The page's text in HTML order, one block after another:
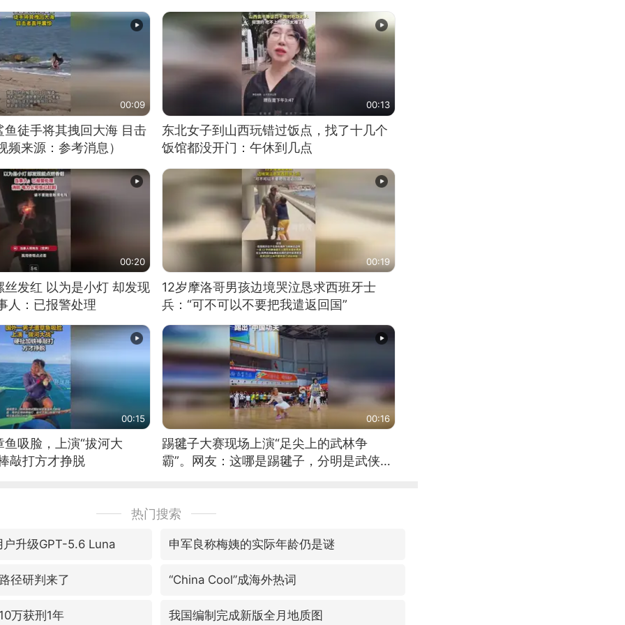
00:09
鱼徒手将其拽回大海 目击
频来源：参考消息）
00:13
东北女子到山西玩错过饭点，找了十几个
饭馆都没开门：午休到几点
00:20
丝发红 以为是小灯 却发现
人：已报警处理
00:19
12岁摩洛哥男孩边境哭泣恳求西班牙士
兵：“可不可以不要把我遣返回国”
00:15
吸脸，上演“拔河大
敲打方才挣脱
00:16
踢毽子大赛现场上演“足尖上的武林争
霸”。网友：这哪是踢毽子，分明是武侠片
热门搜索
升级GPT-5.6 Luna 申军良称梅姨的实际年龄仍是谜
径研判来了 “China Cool”成海外热词
万获刑1年 我国编制完成新版全月地质图